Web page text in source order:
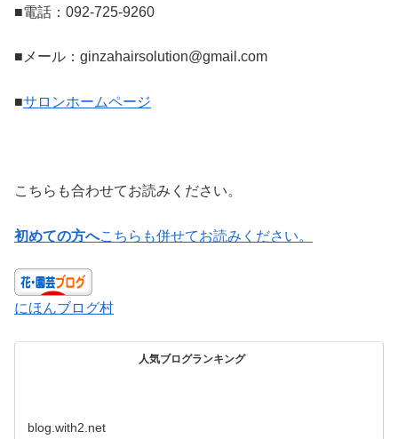
■電話：092-725-9260
■メール：ginzahairsolution@gmail.com
■サロンホームページ
こちらも合わせてお読みください。
初めての方へこちらも併せてお読みください。
にほんブログ村
人気ブログランキング
blog.with2.net